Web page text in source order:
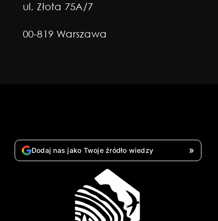
ul. Złota 75A/7
00-819 Warszawa
Dodaj nas jako Twoje źródło wiedzy »